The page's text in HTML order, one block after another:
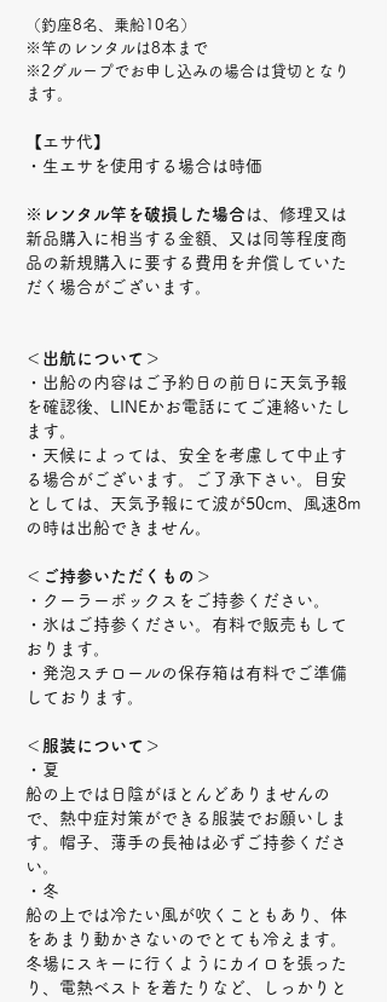
（釣座8名、乗船10名）
※竿のレンタルは8本まで
※2グループでお申し込みの場合は貸切となり
ます。
【エサ代】
・生エサを使用する場合は時価
※ レンタル竿を破損した場合 は、修理又は
新品購入に相当する金額、
又は同等程度商
品の新規購入に要する費用を弁償していた
だく場合がございます。
＜出航について＞
・出船の内容はご予約日の前日に天気予報
を確認後、LINEかお電話にてご連絡いたし
ます。
・天候によっては、安全を考慮して中止す
る場合がございます。ご了承下さい。目安
としては、天気予報にて波が50cm、風速8m
の時は出船できません。
＜ご持参いただくもの＞
・クーラーボックスをご持参ください。
・氷はご持参ください。有料で販売もして
おります。
・発泡スチロールの保存箱は有料でご準備
しております。
＜服装について＞
・夏
船の上では日陰がほとんどありませんの
で、熱中症対策ができる服装でお願いしま
す。帽子、薄手の長袖は必ずご持参くださ
い。
・冬
船の上では冷たい風が吹くこともあり、体
をあまり動かさないのでとても冷えます。
冬場にスキーに行くようにカイロを張った
り、電熱ベストを着たりなど、しっかりと